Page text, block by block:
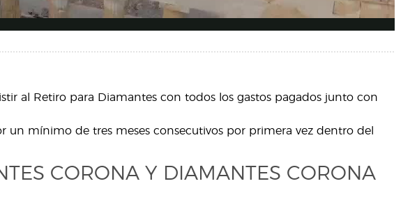
al Retiro para Diamantes con todos los gastos pagados junto con
mínimo de tres meses consecutivos por primera vez dentro del
CORONA Y DIAMANTES CORONA